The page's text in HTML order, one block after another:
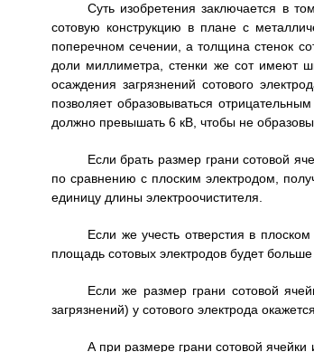
Суть изобретения заключается в
сотовую конструкцию в плане с
поперечном сечении, а толщина стенок
доли миллиметра, стенки же сот имеют
осаждения загрязнений сотового
позволяет образовываться
должно превышать 6 кВ, чтобы не
Если брать размер грани сотовой
по сравнению с плоским электродом,
единицу длины электроочистителя.
Если же учесть отверстия в
площадь сотовых электродов будет
Если же размер грани сотовой
загрязнений) у сотового электрода
А при размере грани сотовой